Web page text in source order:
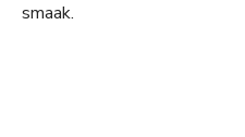
smaak.